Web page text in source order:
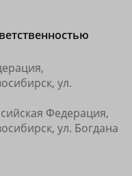
ул.
Федерация,
ул. Богдана